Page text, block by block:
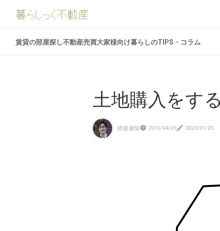
賃貸の部屋探し不動産売買大家様向け暮らしのTIPS・コラム
土地購入をす
徳留康矩 2016/04/05 2023/01/25